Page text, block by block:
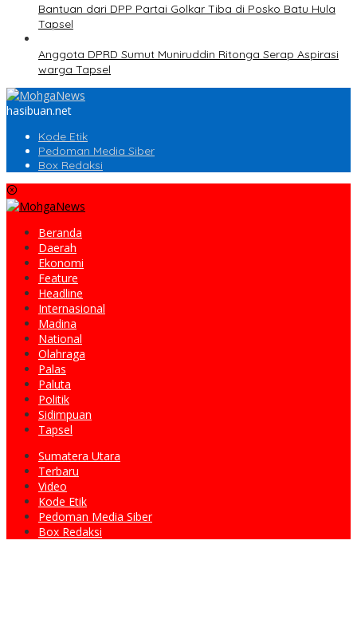
Bantuan dari DPP Partai Golkar Tiba di Posko Batu Hula
Tapsel
Anggota DPRD Sumut Muniruddin Ritonga Serap Aspirasi
warga Tapsel
hasibuan.net
Kode Etik
Pedoman Media Siber
Box Redaksi
Beranda
Daerah
Ekonomi
Feature
Headline
Internasional
Madina
National
Olahraga
Palas
Paluta
Politik
Sidimpuan
Tapsel
Sumatera Utara
Terbaru
Video
Kode Etik
Pedoman Media Siber
Box Redaksi